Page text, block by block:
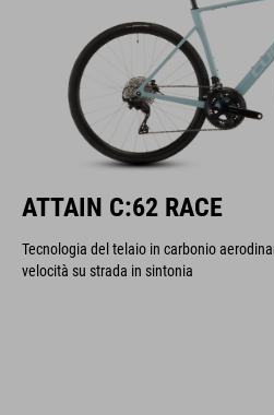
ATTAIN C:62 RACE
Tecnologia del telaio in carbonio
velocità su strada in sintonia